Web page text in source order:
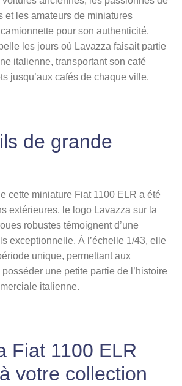
et les amateurs de miniatures
pour son authenticité.
les jours où Lavazza faisait partie
italienne, transportant son café
jusqu’aux cafés de chaque ville.
de grande
cette miniature Fiat 1100 ELR a été
extérieures, le logo Lavazza sur la
robustes témoignent d’une
exceptionnelle. À l’échelle 1/43, elle
unique, permettant aux
une petite partie de l’histoire
italienne.
Fiat 1100 ELR
votre collection